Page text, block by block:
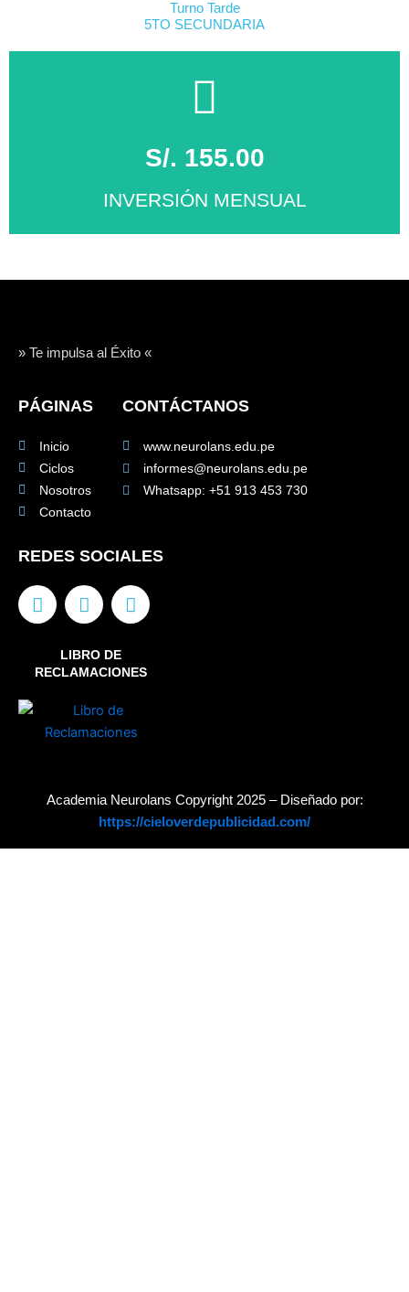
Turno Tarde
5TO SECUNDARIA
S/. 155.00
INVERSIÓN MENSUAL
» Te impulsa al Éxito «
PÁGINAS
Inicio
Ciclos
Nosotros
Contacto
CONTÁCTANOS
www.neurolans.edu.pe
informes@neurolans.edu.pe
Whatsapp: +51 913 453 730
REDES SOCIALES
F
a
b
k
I
n
t
a
r
a
Y
o
u
LIBRO DE
RECLAMACIONES
Academia Neurolans Copyright 2025 – Diseñado por:
https://cieloverdepublicidad.com/